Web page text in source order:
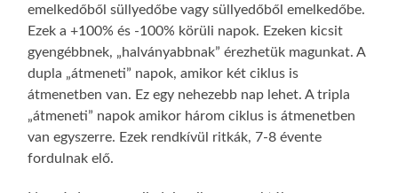
emelkedőből süllyedőbe vagy süllyedőből emelkedőbe.
Ezek a +100% és -100% körüli napok. Ezeken kicsit
gyengébbnek, „halványabbnak” érezhetük magunkat. A
dupla „átmeneti” napok, amikor két ciklus is
átmenetben van. Ez egy nehezebb nap lehet. A tripla
„átmeneti” napok amikor három ciklus is átmenetben
van egyszerre. Ezek rendkívül ritkák, 7-8 évente
fordulnak elő.